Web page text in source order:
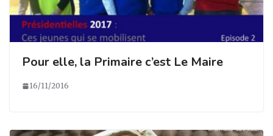
Pour elle, la Primaire c’est Le Maire
16/11/2016